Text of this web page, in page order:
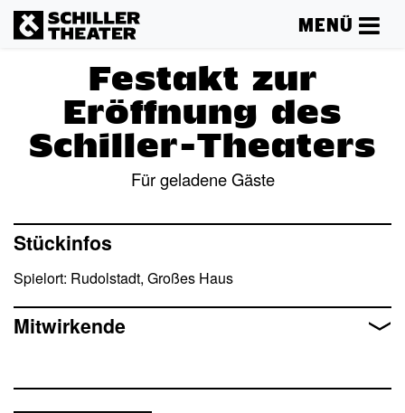
MENÜ
Festakt zur
Eröffnung des
Schiller-Theaters
Für geladene Gäste
Stückinfos
Spielort: Rudolstadt, Großes Haus
Mitwirkende